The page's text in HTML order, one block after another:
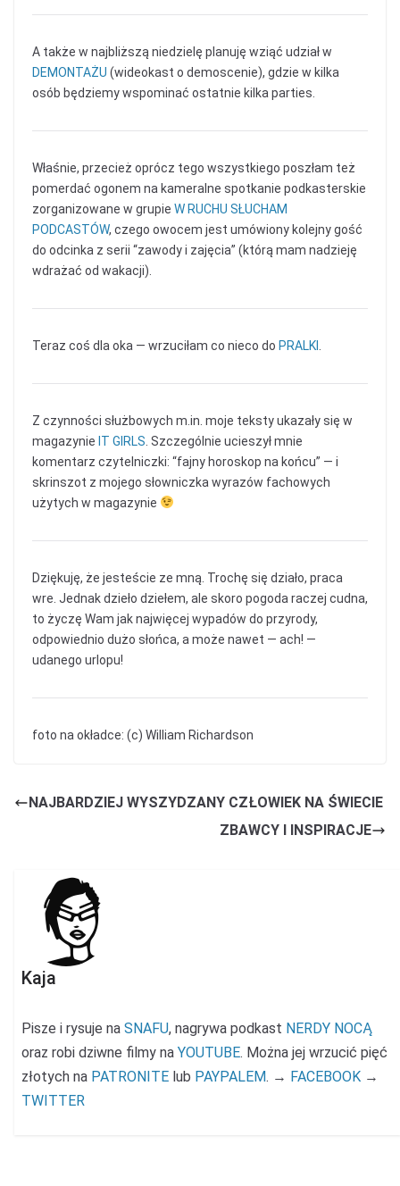
A także w najbliższą niedzielę planuję wziąć udział w
DEMONTAŻU (wideokast o demoscenie), gdzie w kilka
osób będziemy wspominać ostatnie kilka parties.
Właśnie, przecież oprócz tego wszystkiego poszłam też
pomerdać ogonem na kameralne spotkanie podkasterskie
zorganizowane w grupie W RUCHU SŁUCHAM
PODCASTÓW, czego owocem jest umówiony kolejny gość
do odcinka z serii “zawody i zajęcia” (którą mam nadzieję
wdrażać od wakacji).
Teraz coś dla oka — wrzuciłam co nieco do PRALKI
Z czynności służbowych m.in. moje teksty ukazały się w
magazynie IT GIRLS . Szczególnie ucieszył mnie
komentarz czytelniczki: “fajny horoskop na końcu” — i
skrinszot z mojego słowniczka wyrazów fachowych
użytych w magazynie
Dziękuję, że jesteście ze mną. Trochę się działo, praca
wre. Jednak dzieło dziełem, ale skoro pogoda raczej cudna,
to życzę Wam jak najwięcej wypadów do przyrody,
odpowiednio dużo słońca, a może nawet — ach! —
udanego urlopu!
foto na okładce: (c) William Richardson
NAJBARDZIEJ WYSZYDZANY CZŁOWIEK NA ŚWIECIE
ZBAWCY I INSPIRACJE
Kaja
Pisze i rysuje naSNAFU, nagrywa podkast NERDY NOCĄ
oraz robi dziwne filmy naYOUTUBE. Można jej wrzucić pięć
złotych na PATRONITE lub PAYPALEM. → FACEBOOK →
TWITTER